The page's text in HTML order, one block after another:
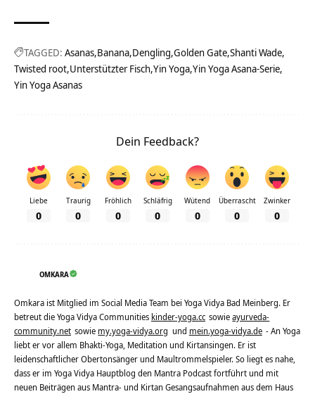
TAGGED: Asanas Banana Dengling Golden Gate Shanti Wade
Twisted root Unterstützter Fisch Yin Yoga Yin Yoga Asana-Serie
Yin Yoga Asanas
Dein Feedback?
Liebe
0
Traurig
0
Fröhlich
0
Schläfrig
0
Wütend
0
Überrascht
0
Zwinker
0
OMKARA
Omkara ist Mitglied im Social Media Team bei Yoga Vidya Bad Meinberg. Er
betreut die Yoga Vidya Communities kinder-yoga.cc sowieayurveda-
community.net sowie my.yoga-vidya.org und mein.yoga-vidya.de - An Yoga
liebt er vor allem Bhakti-Yoga, Meditation und Kirtansingen. Er ist
leidenschaftlicher Obertonsänger und Maultrommelspieler. So liegt es nahe,
dass er im Yoga Vidya Hauptblog den Mantra Podcast fortführt und mit
neuen Beiträgen aus Mantra- und Kirtan Gesangsaufnahmen aus dem Haus